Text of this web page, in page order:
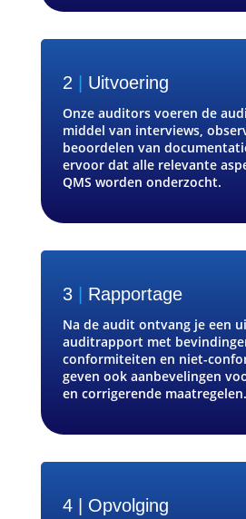
2 | Uitvoering
Onze auditors voeren de
middel van interviews,
beoordelen van
ervoor dat alle relevante
QMS worden onderzocht.
3 | Rapportage
Na de audit ontvang je een
auditrapport met
conformiteiten en niet-
geven ook aanbevelingen
en corrigerende maatregelen.
4 | Opvolging